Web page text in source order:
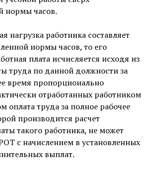
нормы часов.
нагрузка работника составляет
нормы часов, то его
плата исчисляется исходя из
труда по данной должности за
время пропорционально
отработанных работником
оплата труда за полное рабочее
производится расчет
такого работника, не может
с начислением в установленных
выплат.